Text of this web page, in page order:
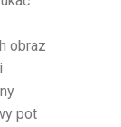
obraz
pot